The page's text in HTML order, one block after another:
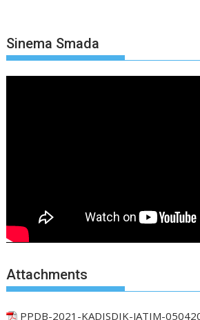
Sinema Smada
Attachments
PPDB-2021-KADISDIK-JATIM-